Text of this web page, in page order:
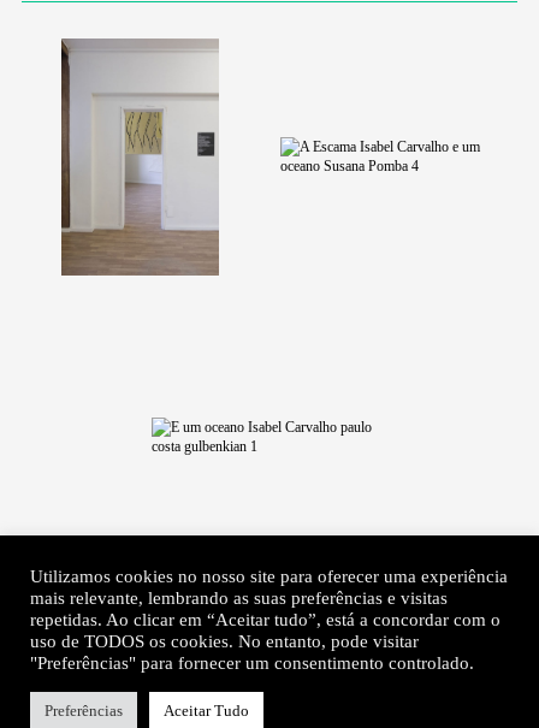
Utilizamos cookies no nosso site para oferecer uma experiência
mais relevante, lembrando as suas preferências e visitas
repetidas. Ao clicar em “Aceitar tudo”, está a concordar com o
uso de TODOS os cookies. No entanto, pode visitar
"Preferências" para fornecer um consentimento controlado.
Preferências Aceitar Tudo